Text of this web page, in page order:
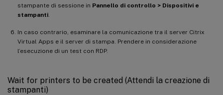
stampante di sessione in Pannello di controllo > Dispositivi e
stampanti
In caso contrario, esaminare la comunicazione tra il server Citrix
Virtual Apps e il server di stampa. Prendere in considerazione
l’esecuzione di un test con RDP.
Wait for printers to be created (Attendi la creazione di
stampanti)